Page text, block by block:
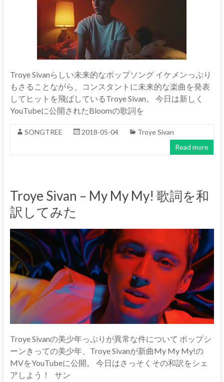
Troye Sivanらしい未来的なポップソング イケメンっぷり
もさることながら、コンスタントに未来的な楽曲を発表
してヒットを飛ばしているTroye Sivan。 今日は新しく
YouTubeに公開されたBloomの歌詞を
SONGTREE 2018-05-04
Troye Sivan
Read more
Troye Sivan – My My My! 歌詞を和
訳してみた
Troye Sivanの美少年っぷりが異常な件について ポップシ
ーンきっての美少年、Troye Sivanが新曲My My My!の
MVをYouTubeに公開。 今日はさっそくその和訳をシェ
アしよう！ サン